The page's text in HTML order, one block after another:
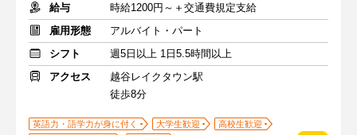
給与
時給1200円～＋交通費規定支給
雇用形態
アルバイト・パート
シフト
週5日以上 1日5.5時間以上
アクセス
越谷レイクタウン駅
徒歩8分
英語力・語学力が身に付く 大学生歓迎
高校生歓迎